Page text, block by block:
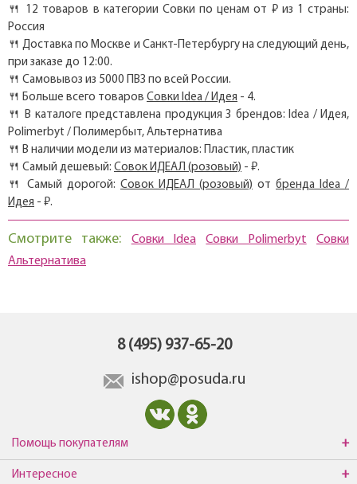
🍴 12 товаров в категории Совки по ценам от ₽ из 1 страны:
Россия
🍴 Доставка по Москве и Санкт-Петербургу на следующий день,
при заказе до 12:00.
🍴 Самовывоз из 5000 ПВЗ по всей России.
🍴 Больше всего товаров Совки Idea / Идея - 4.
🍴 В каталоге представлена продукция 3 брендов: Idea / Идея,
Polimerbyt / Полимербыт, Альтернатива
🍴 В наличии модели из материалов: Пластик, пластик
🍴 Самый дешевый: Совок ИДЕАЛ (розовый) - ₽.
🍴 Самый дорогой: Совок ИДЕАЛ (розовый) от бренда Idea /
Идея - ₽.
Смотрите также: Совки Idea Совки Polimerbyt
Совки
Альтернатива
8 (495) 937-65-20
ishop@posuda.ru
Помощь покупателям
Интересное